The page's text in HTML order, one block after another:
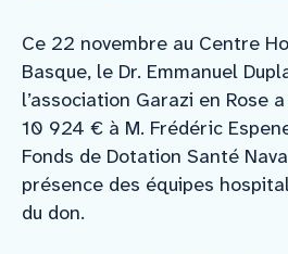
Ce 22 novembre au Centre
Basque, le Dr. Emmanuel
l’association Garazi en Rose
10 924 € à M. Frédéric
Fonds de Dotation Santé
présence des équipes
du don.